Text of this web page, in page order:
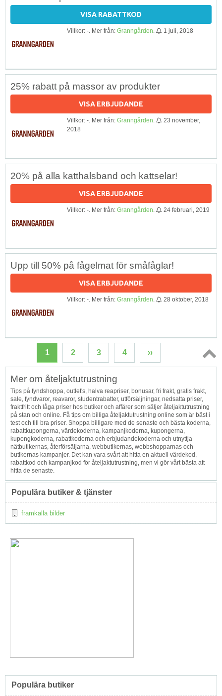
VISA RABATTKOD
Villkor: -. Mer från: Granngården 1 juli, 2018
25% rabatt på massor av produkter
VISA ERBJUDANDE
Villkor: -. Mer från: Granngården
23 november,
2018
20% på alla katthalsband och kattselar!
VISA ERBJUDANDE
Villkor: -. Mer från: Granngården 24 februari, 2019
Upp till 50% på fågelmat för småfåglar!
VISA ERBJUDANDE
Villkor: -. Mer från: Granngården 28 oktober, 2018
1 2 3 4 ››
Topp
Mer om åteljaktutrustning
Tips på fyndshoppa, outlet's, halva reapriser, bonusar, fri frakt, gratis frakt,
sale, fyndvaror, reavaror, studentrabatter, utförsäljningar, nedsatta priser,
fraktfritt och låga priser hos butiker och affärer som säljer åteljaktutrustning
på stan och online. Få tips om billiga åteljaktutrustning online som är bäst i
test och till bra priser. Shoppa billigare med de senaste och bästa koderna,
rabattkupongerna, värdekoderna, kampanjkoderna, kupongerna,
kupongkoderna, rabattkoderna och erbjudandekoderna och utnyttja
nätbutikernas, återförsäljarna, webbutikernas, webbshopparnas och
butikernas kampanjer. Det kan vara svårt att hitta en aktuell värdekod,
rabattkod och kampanjkod för åteljaktutrustning, men vi gör vårt bästa att
hitta de senaste.
Populära butiker & tjänster
framkalla bilder
Populära butiker